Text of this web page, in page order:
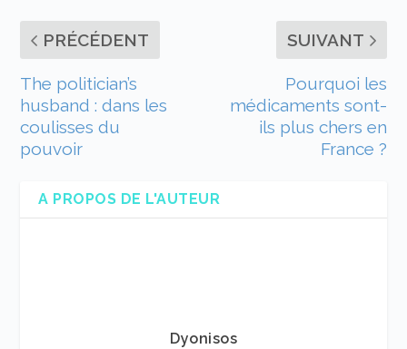
PRÉCÉDENT
The politician’s
husband : dans les
coulisses du
pouvoir
SUIVANT
Pourquoi les
médicaments sont-
ils plus chers en
France ?
A PROPOS DE L'AUTEUR
Dyonisos